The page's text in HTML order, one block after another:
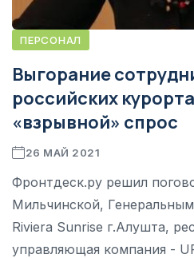
ПЕРСОНАЛ
Выгорание
российских
«взрывной» спрос
26 МАЙ 2021
Фронтдеск.ру решил
Мильчинской,
Riviera Sunrise г.Алушта,
управляющая компания -